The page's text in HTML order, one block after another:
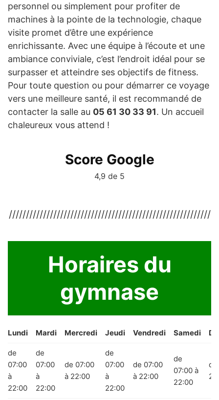
personnel ou simplement pour profiter de
machines à la pointe de la technologie, chaque
visite promet d’être une expérience
enrichissante. Avec une équipe à l’écoute et une
ambiance conviviale, c’est l’endroit idéal pour se
surpasser et atteindre ses objectifs de fitness.
Pour toute question ou pour démarrer ce voyage
vers une meilleure santé, il est recommandé de
contacter la salle au 05 61 30 33 91. Un accueil
chaleureux vous attend !
Score Google
4,9 de 5
///////////////////////////////////////////////////////////
Horaires du
gymnase
Lundi Mardi Mercredi Jeudi Vendredi Samedi
de
07:00
à
22:00
de
07:00
à
22:00
de 07:00
à 22:00
de
07:00
à
22:00
de 07:00
à 22:00
de
07:00 à
22:00
de